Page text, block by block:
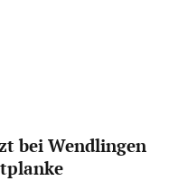
bei Wendlingen